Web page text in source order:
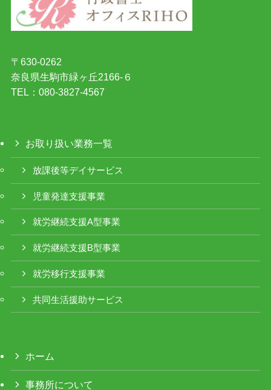
〒630-0262
奈良県生駒市緑ヶ丘2166-６
TEL：080-3827-4567
お取り扱い業務一覧
放課後等デイサービス
児童発達支援事業
就労継続支援A型事業
就労継続支援B型事業
就労移行支援事業
共同生活援助サービス
ホーム
事務所について